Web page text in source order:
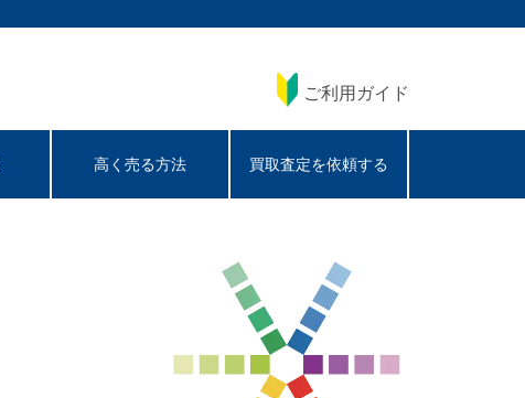
ご利用ガイド
高く売る方法 買取査定を依頼する